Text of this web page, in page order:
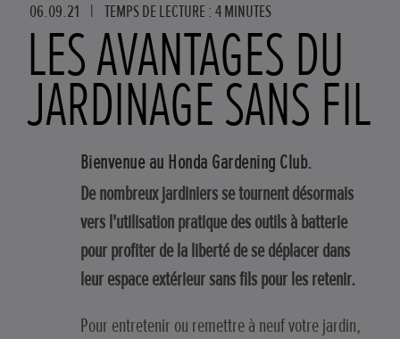
06.09.21 | TEMPS DE LECTURE : 4 MINUTES
LES AVANTAGES DU
JARDINAGE SANS FIL
Bienvenue au Honda Gardening Club.
De nombreux jardiniers se tournent désormais
vers l'utilisation pratique des outils à batterie
pour profiter de la liberté de se déplacer dans
leur espace extérieur sans fils pour les retenir.
Pour entretenir ou remettre à neuf votre jardin,